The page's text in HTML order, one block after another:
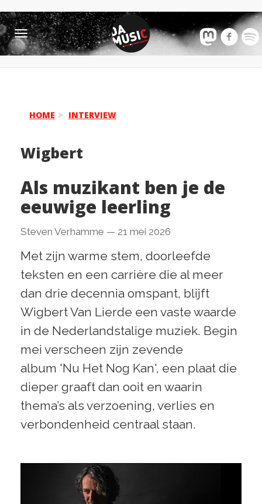
Toggle
navigation
HOME INTERVIEW
Wigbert
Als muzikant ben je de
eeuwige leerling
Steven Verhamme — 21 mei 2026
Met zijn warme stem, doorleefde
teksten en een carrière die al meer
dan drie decennia omspant, blijft
Wigbert Van Lierde een vaste waarde
in de Nederlandstalige muziek. Begin
mei verscheen zijn zevende
album 'Nu Het Nog Kan', een plaat die
dieper graaft dan ooit en waarin
thema’s als verzoening, verlies en
verbondenheid centraal staan.